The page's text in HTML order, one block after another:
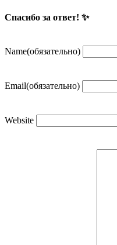
Спасибо за ответ! ✨
Name(обязательно)
Email(обязательно)
Website